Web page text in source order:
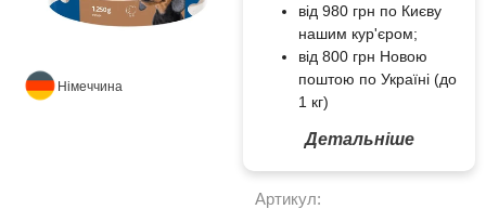
Німеччина
від 980 грн по Києву
нашим кур'єром;
від 800 грн Новою
поштою по Україні (до
1 кг)
Детальніше
Артикул: